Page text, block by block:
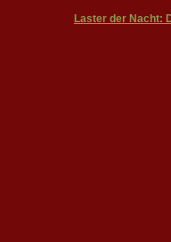
Laster der Nacht: